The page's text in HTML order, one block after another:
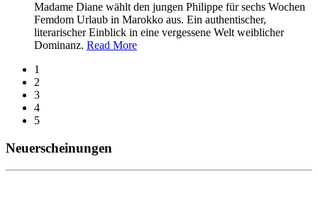
Madame Diane wählt den jungen Philippe für sechs Wochen
Femdom Urlaub in Marokko aus. Ein authentischer,
literarischer Einblick in eine vergessene Welt weiblicher
Dominanz. Read More
1
2
3
4
5
Neuerscheinungen